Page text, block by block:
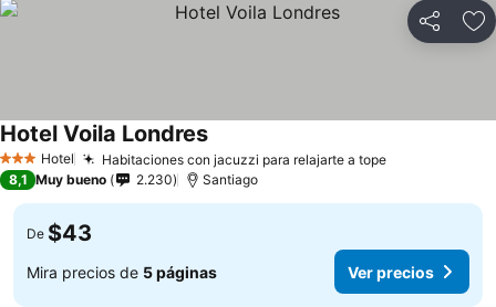
Compartir
3 Estrellas
Hotel Habitaciones con jacuzzi para relajarte a tope
Hotel Voila Londres
8,1 Muy bueno 2.230 Santiago
De $43
Mira precios de 5 páginas Ver precios